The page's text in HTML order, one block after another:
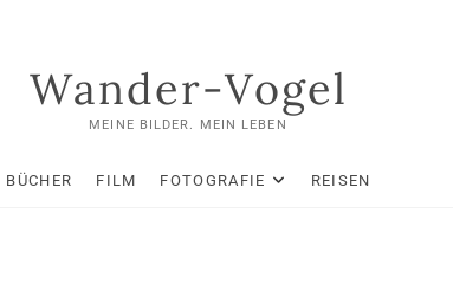
Wander-Vogel
MEINE BILDER. MEIN LEBEN
BÜCHER FILM FOTOGRAFIE REISEN